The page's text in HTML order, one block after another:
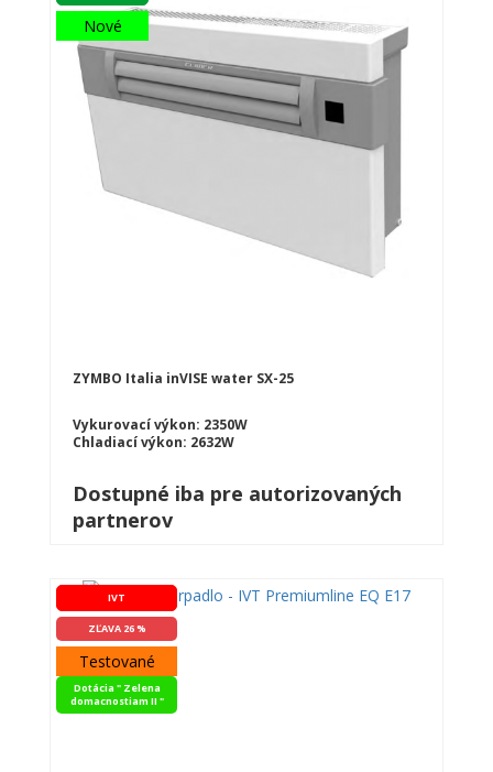
Nové
ZYMBO Italia inVISE water SX-25
Vykurovací výkon: 2350W
Chladiací výkon: 2632W
Dostupné iba pre autorizovaných
partnerov
IVT
ZĽAVA 26 %
Testované
Dotácia " Zelena
domacnostiam II "